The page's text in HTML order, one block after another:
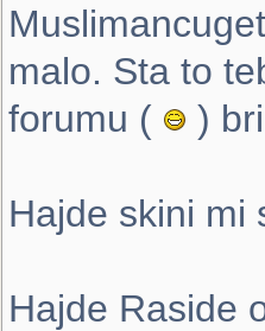
malo. Sta to
forumu (
)
Hajde skini mi
Hajde Raside